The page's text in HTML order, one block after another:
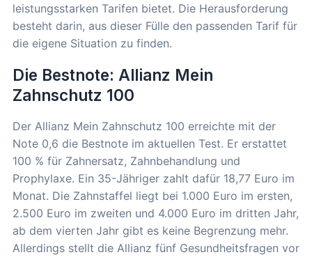
leistungsstarken Tarifen bietet. Die Herausforderung
besteht darin, aus dieser Fülle den passenden Tarif für
die eigene Situation zu finden.
Die Bestnote: Allianz Mein
Zahnschutz 100
Der Allianz Mein Zahnschutz 100 erreichte mit der
Note 0,6 die Bestnote im aktuellen Test. Er erstattet
100 % für Zahnersatz, Zahnbehandlung und
Prophylaxe. Ein 35-Jähriger zahlt dafür 18,77 Euro im
Monat. Die Zahnstaffel liegt bei 1.000 Euro im ersten,
2.500 Euro im zweiten und 4.000 Euro im dritten Jahr,
ab dem vierten Jahr gibt es keine Begrenzung mehr.
Allerdings stellt die Allianz fünf Gesundheitsfragen vor